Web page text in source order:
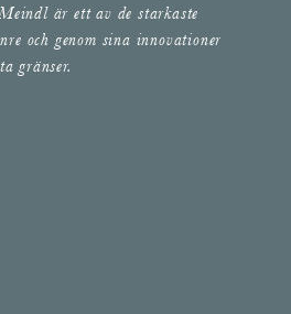
är ett av de starkaste
och genom sina innovationer
gränser.